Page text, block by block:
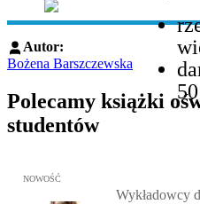
Autor:
Bożena Barszczewska
Polecamy książki
studentów
Przejdź do: Wykładowcy
NOWOŚĆ
Wykładowcy